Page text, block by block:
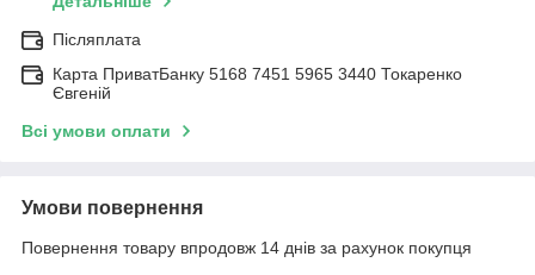
Післяплата
Карта ПриватБанку 5168 7451 5965 3440 Токаренко
Євгеній
Всі умови оплати
Умови повернення
Повернення товару впродовж 14 днів за рахунок покупця